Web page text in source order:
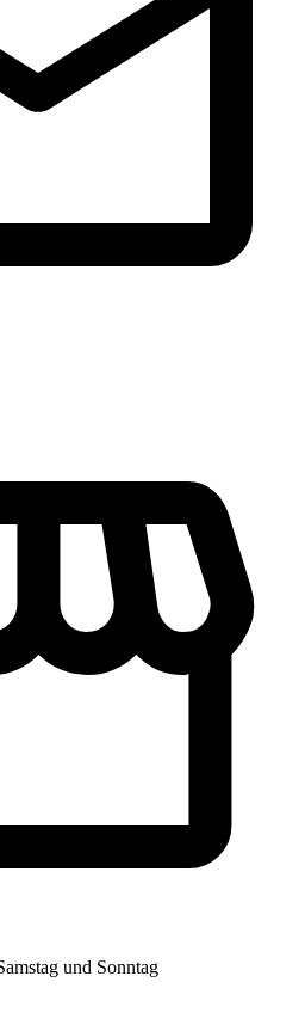
und Sonntag